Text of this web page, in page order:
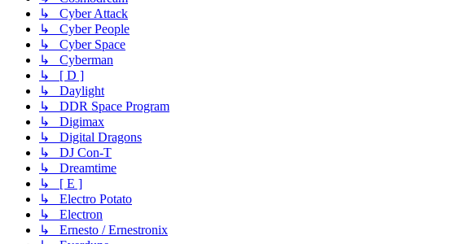
↳ Cyber Attack
↳ Cyber People
↳ Cyber Space
↳ Cyberman
↳ [ D ]
↳ Daylight
↳ DDR Space Program
↳ Digimax
↳ Digital Dragons
↳ DJ Con-T
↳ Dreamtime
↳ [ E ]
↳ Electro Potato
↳ Electron
↳ Ernesto / Ernestronix